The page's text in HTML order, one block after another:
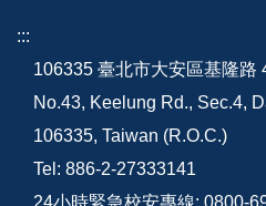
:::
106335 臺北市大安區基隆路
No.43, Keelung Rd., Sec.4,
106335, Taiwan (R.O.C.)
Tel: 886-2-27333141